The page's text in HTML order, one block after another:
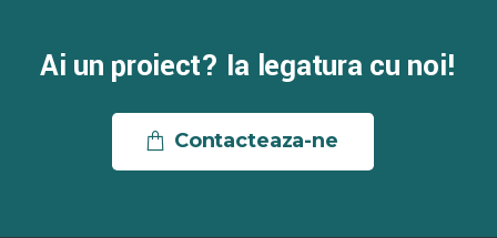
Ai un proiect? Ia legatura cu noi!
Contacteaza-ne